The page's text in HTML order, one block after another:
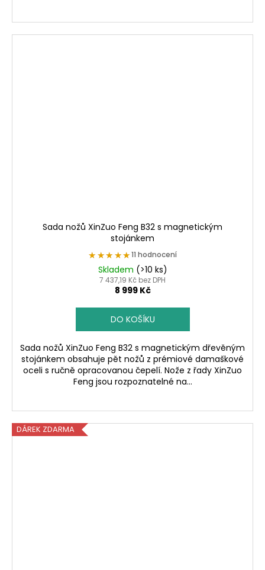
Sada nožů XinZuo Feng B32 s magnetickým
stojánkem
★★★★★
★★★★★11 hodnocení
Skladem (>10 ks)
7 437,19 Kč bez DPH
8 999 Kč
DO KOŠÍKU
Sada nožů XinZuo Feng B32 s magnetickým dřevěným
stojánkem obsahuje pět nožů z prémiové damaškové
oceli s ručně opracovanou čepelí. Nože z řady XinZuo
Feng jsou rozpoznatelné na...
DÁREK ZDARMA